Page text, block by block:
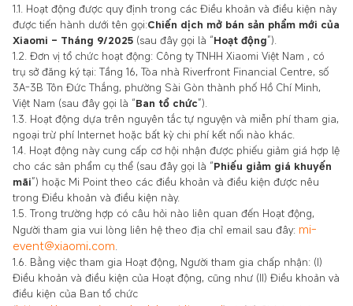
1.1. Hoạt động được quy định trong các Điều khoản và điều kiện này
được tiến hành dưới tên gọi:Chiến dịch mở bán sản phẩm mới của
Xiaomi – Tháng 9/2025 (sau đây gọi là “Hoạt động”).
1.2. Đơn vị tổ chức hoạt động: Công ty TNHH Xiaomi Việt Nam , có
trụ sở đăng ký tại: Tầng 16, Tòa nhà Riverfront Financial Centre, số
3A-3B Tôn Đức Thắng, phường Sài Gòn thành phố Hồ Chí Minh,
Việt Nam (sau đây gọi là “Ban tổ chức”).
1.3. Hoạt động dựa trên nguyên tắc tự nguyện và miễn phí tham gia,
ngoại trừ phí Internet hoặc bất kỳ chi phí kết nối nào khác.
1.4. Hoạt động này cung cấp cơ hội nhận được phiếu giảm giá hợp lệ
cho các sản phẩm cụ thể (sau đây gọi là “Phiếu giảm giá khuyến
mãi”) hoặc Mi Point theo các điều khoản và điều kiện được nêu
trong Điều khoản và điều kiện này.
1.5. Trong trường hợp có câu hỏi nào liên quan đến Hoạt động,
Người tham gia vui lòng liên hệ theo địa chỉ email sau đây: mi-
event@xiaomi.com.
1.6. Bằng việc tham gia Hoạt động, Người tham gia chấp nhận: (I)
Điều khoản và điều kiện của Hoạt động, cũng như (II) Điều khoản và
điều kiện của Ban tổ chức